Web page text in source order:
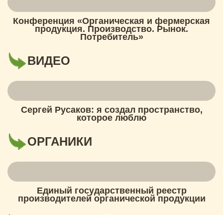
Конференция «Органическая и фермерская
продукция. Производство. Рынок.
Потребитель»
ВИДЕО
Сергей Русаков: я создал пространство,
которое люблю
ОРГАНИКИ
Единый государственный реестр
производителей органической продукции